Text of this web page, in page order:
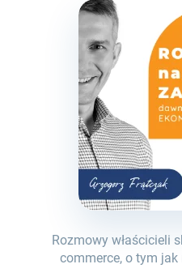
Rozmowy właścicieli
commerce, o tym